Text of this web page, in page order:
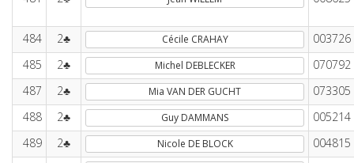
484 2♣ Cécile CRAHAY
003726
485
2♣ Michel DEBLECKER
070792
487
2♣ Mia VAN DER GUCHT
073305
488
2♣ Guy DAMMANS
005214
489
2♣ Nicole DE BLOCK
004815